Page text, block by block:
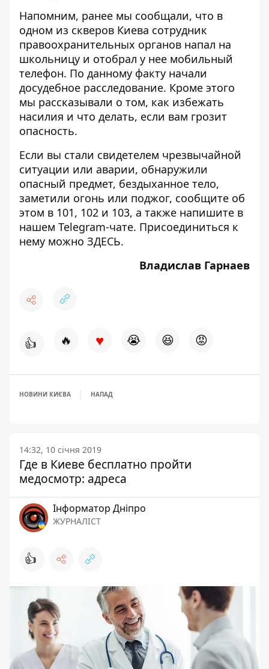
Напомним, ранее мы сообщали, что в
одном из скверов Киева сотрудник
правоохранительных органов напал на
школьницу и отобрал у нее мобильный
телефон. По данному факту начали
досудебное расследование. Кроме этого
мы рассказывали о том, как избежать
насилия и что делать, если вам грозит
опасность.
Если вы стали свидетелем чрезвычайной
ситуации или аварии, обнаружили
опасный предмет, бездыханное тело,
заметили огонь или поджог, сообщите об
этом в 101, 102 и 103, а также напишите в
нашем Telegram-чате. Присоединиться к
нему можно ЗДЕСЬ.
Владислав Гарнаев
👍 🔥 ♥ 😭 😆 😡
НОВИНИ КИЄВА НАПАД
14:32, 10 січня 2019
Где в Киеве бесплатно пройти
медосмотр: адреса
Інформатор Дніпро
ЖУРНАЛІСТ
👍